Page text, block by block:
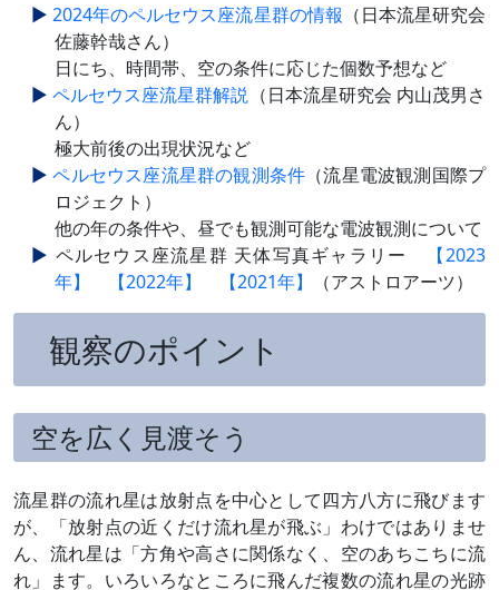
2024年のペルセウス座流星群の情報 （日本流星研究会
佐藤幹哉さん）
日にち、時間帯、空の条件に応じた個数予想など
ペルセウス座流星群解説 （日本流星研究会 内山茂男さ
ん）
極大前後の出現状況など
ペルセウス座流星群の観測条件 （流星電波観測国際プ
ロジェクト）
他の年の条件や、昼でも観測可能な電波観測について
ペルセウス座流星群 天体写真ギャラリー
【2023
年】
【2022年】 【2021年】 （アストロアーツ）
観察のポイント
空を広く見渡そう
流星群の流れ星は放射点を中心として四方八方に飛びます
が、「放射点の近くだけ流れ星が飛ぶ」わけではありませ
ん、流れ星は「方角や高さに関係なく、空のあちこちに流
れ」ます。いろいろなところに飛んだ複数の流れ星の光跡